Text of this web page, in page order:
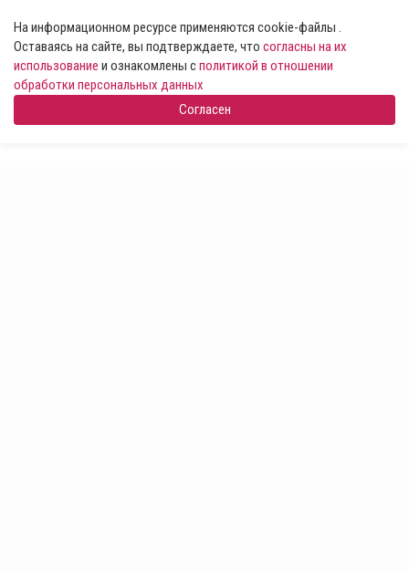
На информационном ресурсе применяются cookie-файлы .
Оставаясь на сайте, вы подтверждаете, что согласны на их
использование и ознакомлены сполитикой в отношении
обработки персональных данных
Согласен